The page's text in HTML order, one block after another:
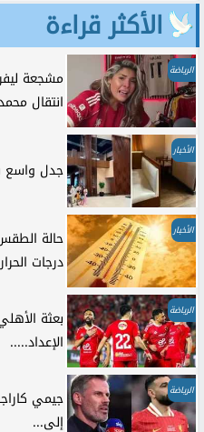
الأكثر قراءة
الرياضة
مشجعة
انتقال
الأخبار
جدل واسع
الأخبار
حالة
درجات
الرياضة
بعثة
الإعداد.....
الرياضة
جيمي
إلى...